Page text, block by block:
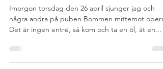
Imorgon torsdag den 26 april sjunger jag och
några andra på puben Bommen mittemot
Det är ingen entré, så kom och ta en öl, ät en...